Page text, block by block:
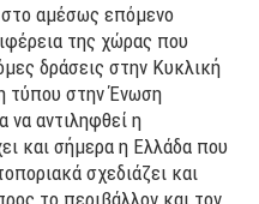
στο αμέσως επόμενο
της χώρας που
δράσεις στην Κυκλική
τύπου στην Ένωση
να αντιληφθεί η
και σήμερα η Ελλάδα που
σχεδιάζει και
το περιβάλλον και τον